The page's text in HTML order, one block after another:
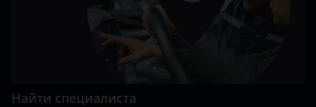
Найти специалиста